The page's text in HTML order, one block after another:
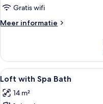
Gratis wifi
Meer informatie
Meer
Twin
Alle
foto's
voor
6
Loft with Spa Bath
14 m²